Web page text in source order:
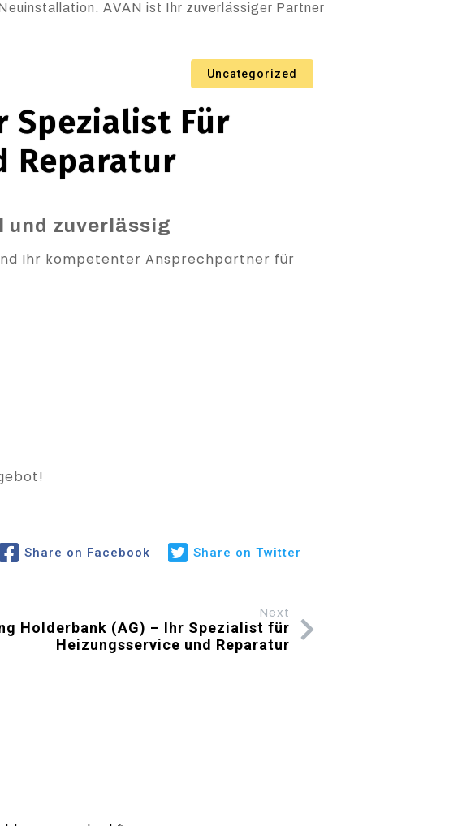
AVAN ist Ihr zuverlässiger Partner
Uncategorized
Spezialist Für
Reparatur
und zuverlässig
Ihr kompetenter Ansprechpartner für
Share on Facebook Share on Twitter
Next
Holderbank (AG) – Ihr Spezialist für
Heizungsservice und Reparatur